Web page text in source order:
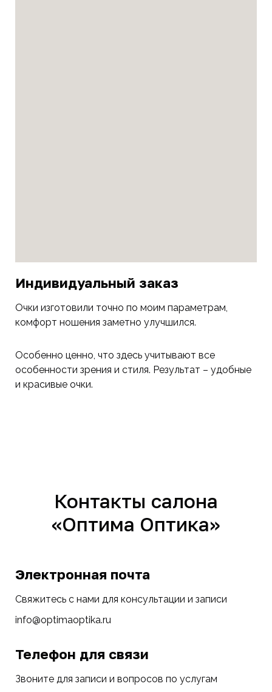
Индивидуальный заказ
Очки изготовили точно по моим параметрам,
комфорт ношения заметно улучшился.
Особенно ценно, что здесь учитывают все
особенности зрения и стиля. Результат – удобные
и красивые очки.
Контакты салона
«Оптима Оптика»
Электронная почта
Свяжитесь с нами для консультации и записи
info@optimaoptika.ru
Телефон для связи
Звоните для записи и вопросов по услугам